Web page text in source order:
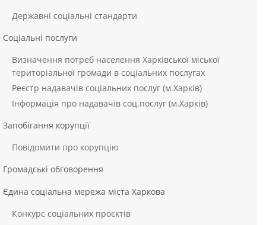
Державні соціальні стандарти
Соціальні послуги
Визначення потреб населення Харківської міської
територіальної громади в соціальних послугах
Реєстр надавачів соціальних послуг (м.Харків)
Інформація про надавачів соц.послуг (м.Харків)
Запобігання корупції
Повідомити про корупцію
Громадські обговорення
Єдина соціальна мережа міста Харкова
Конкурс соціальних проєктів